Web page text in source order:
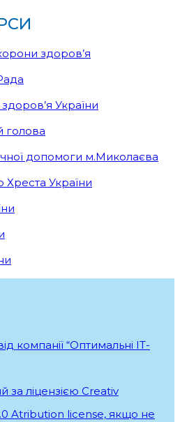
здоров’я
України
голова
допомоги м.Миколаєва
України
компанії “Оптимальні ІТ-
за ліцензією Creativ
Atribution license, якщо не